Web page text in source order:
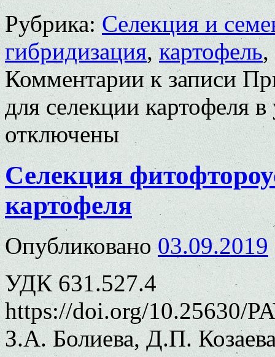
Рубрика: Селекция и
гибридизация,картофель,
Комментариик записи
для селекции картофеля
отключены
Селекция
картофеля
Опубликовано 03.09.2019
УДК 631.527.4
https://doi.org/10.25630/
З.А. Болиева, Д.П.